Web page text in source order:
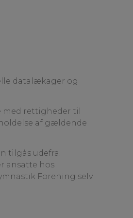
datalækager og
rettigheder til
af gældende
tilgås udefra.
ansatte hos
Forening selv.